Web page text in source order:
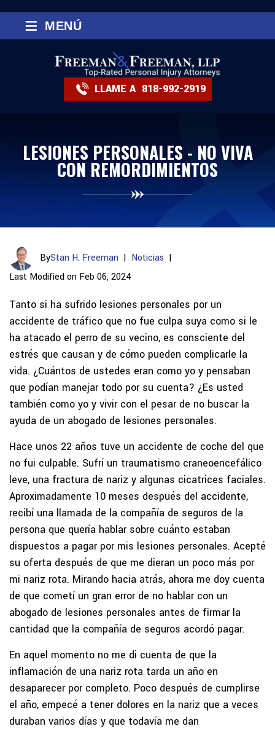
LLAME A 818-992-2919
≡ MENÚ
LESIONES PERSONALES - NO VIVA
CON REMORDIMIENTOS
ByStan H. Freeman | Noticias |
Last Modified on Feb 06, 2024
Tanto si ha sufrido lesiones personales por un
accidente de tráfico que no fue culpa suya como si le
ha atacado el perro de su vecino, es consciente del
estrés que causan y de cómo pueden complicarle la
vida. ¿Cuántos de ustedes eran como yo y pensaban
que podían manejar todo por su cuenta? ¿Es usted
también como yo y vivir con el pesar de no buscar la
ayuda de un abogado de lesiones personales.
Hace unos 22 años tuve un accidente de coche del que
no fui culpable. Sufrí un traumatismo craneoencefálico
leve, una fractura de nariz y algunas cicatrices faciales.
Aproximadamente 10 meses después del accidente,
recibí una llamada de la compañía de seguros de la
persona que quería hablar sobre cuánto estaban
dispuestos a pagar por mis lesiones personales. Acepté
su oferta después de que me dieran un poco más por
mi nariz rota. Mirando hacia atrás, ahora me doy cuenta
de que cometí un gran error de no hablar con un
abogado de lesiones personales antes de firmar la
cantidad que la compañía de seguros acordó pagar.
En aquel momento no me di cuenta de que la
inflamación de una nariz rota tarda un año en
desaparecer por completo. Poco después de cumplirse
el año, empecé a tener dolores en la nariz que a veces
duraban varios días y que todavía me dan